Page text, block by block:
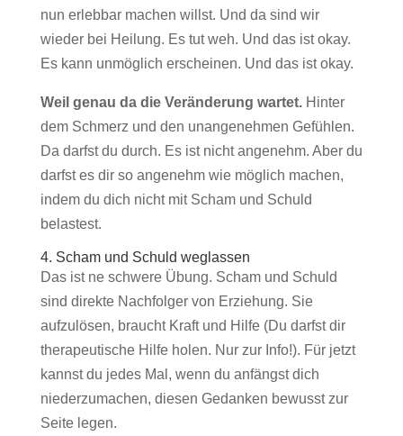
nun erlebbar machen willst. Und da sind wir
wieder bei Heilung. Es tut weh. Und das ist okay.
Es kann unmöglich erscheinen. Und das ist okay.
Weil genau da die Veränderung wartet.Hinter
dem Schmerz und den unangenehmen Gefühlen.
Da darfst du durch. Es ist nicht angenehm. Aber du
darfst es dir so angenehm wie möglich machen,
indem du dich nicht mit Scham und Schuld
belastest.
4. Scham und Schuld weglassen
Das ist ne schwere Übung. Scham und Schuld
sind direkte Nachfolger von Erziehung. Sie
aufzulösen, braucht Kraft und Hilfe (Du darfst dir
therapeutische Hilfe holen. Nur zur Info!). Für jetzt
kannst du jedes Mal, wenn du anfängst dich
niederzumachen, diesen Gedanken bewusst zur
Seite legen.